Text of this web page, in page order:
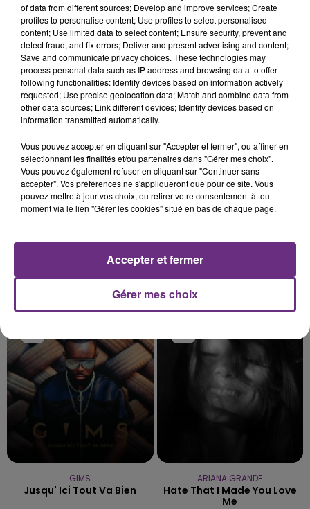
LE MAGASIN JOUÉCLUB DE REIMS FERME
SES PORTES
C'était l'une des institutions du centre-ville
rémois. Le magasin JouéClub est contraint de
fermer ses portes.
TITRES DIFFUSÉS
0h20
0h20 0h17
0h17
BRITNEY SPEARS
GIMS
Jusqu' Ici Tout Va Bien
ARIANA GRANDE
Hate That I Made You Love
Me
of data from different sources; Develop and improve services; Create
profiles to personalise content; Use profiles to select personalised
content; Use limited data to select content; Ensure security, prevent and
detect fraud, and fix errors; Deliver and present advertising and content;
Save and communicate privacy choices. These technologies may
process personal data such as IP address and browsing data to offer
following functionalities: Identify devices based on information actively
requested; Use precise geolocation data; Match and combine data from
other data sources; Link different devices; Identify devices based on
information transmitted automatically.
Vous pouvez accepter en cliquant sur "Accepter et fermer", ou affiner en
sélectionnant les finalités et/ou partenaires dans "Gérer mes choix".
Vous pouvez également refuser en cliquant sur "Continuer sans
accepter". Vos préférences ne s'appliqueront que pour ce site. Vous
pouvez mettre à jour vos choix, ou retirer votre consentement à tout
moment via le lien "Gérer les cookies" situé en bas de chaque page.
Gérer mes choix
Accepter et fermer